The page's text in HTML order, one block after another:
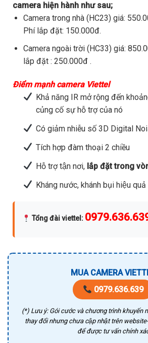
camera hiện hành như sau;
Camera trong nhà (HC23) giá:
Phí lắp đặt: 150.000đ.
Camera ngoài trời (HC33) giá:
lắp đặt : 250.000đ .
Điểm mạnh camera Viettel
Khả năng IR mở rộng đến
củng cố sự hỗ trợ của nó
Có giảm nhiễu số 3D Digital
Tích hợp đàm thoại 2 chiều
Hỗ trợ tận nơi,lắp đặt trong
Kháng nước, khánh bụi hiệu quả
Tổng đài viettel :
MUA CAMERA
0979.636.639
(*) Lưu ý: Gói cước và chương trình khuyến
thay đổi nhưng chưa cập nhật trên
để được tư vấn chính